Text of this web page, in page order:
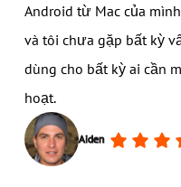
Android từ Mac của
và tôi chưa gặp bất kỳ
dùng cho bất kỳ ai cần
hoạt.
Aiden